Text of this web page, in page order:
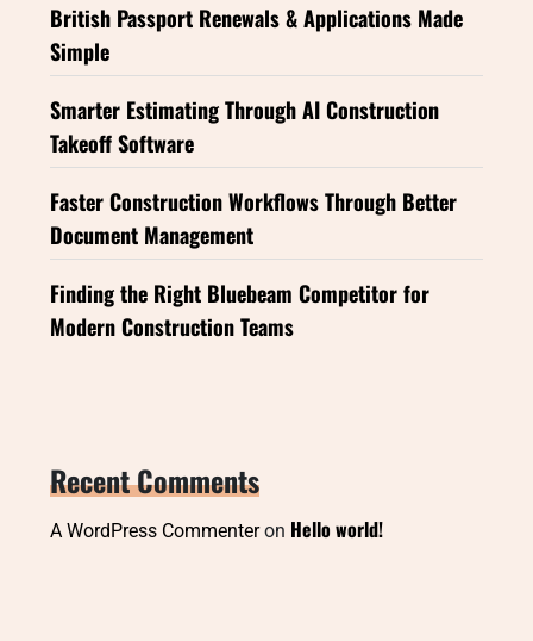
British Passport Renewals & Applications Made
Simple
Smarter Estimating Through AI Construction
Takeoff Software
Faster Construction Workflows Through Better
Document Management
Finding the Right Bluebeam Competitor for
Modern Construction Teams
Recent Comments
A WordPress Commenteron Hello world!